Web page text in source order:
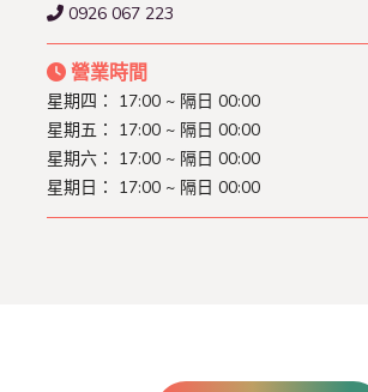
0926 067 223
營業時間
星期四： 17:00 ~ 隔日 00:00
星期五： 17:00 ~ 隔日 00:00
星期六： 17:00 ~ 隔日 00:00
星期日： 17:00 ~ 隔日 00:00